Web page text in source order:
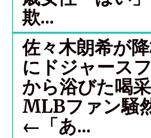
欺...
佐々木朗希が
にドジャース
から浴びた喝
MLBファン騒
←「あ...